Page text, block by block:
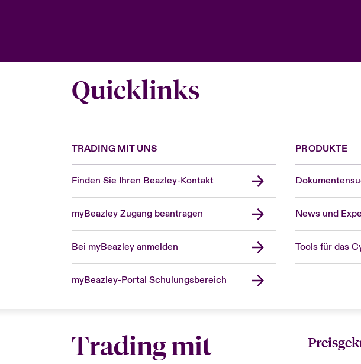
Quicklinks
TRADING MIT UNS
Finden Sie Ihren Beazley-Kontakt
myBeazley Zugang beantragen
Bei myBeazley anmelden
myBeazley-Portal Schulungsbereich
PRODUKTE
News und
Tools für das
Trading mit